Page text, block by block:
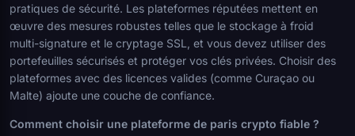
pratiques de sécurité. Les plateformes réputées mettent en
œuvre des mesures robustes telles que le stockage à froid
multi-signature et le cryptage SSL, et vous devez utiliser des
portefeuilles sécurisés et protéger vos clés privées. Choisir des
plateformes avec des licences valides (comme Curaçao ou
Malte) ajoute une couche de confiance.
Comment choisir une plateforme de paris crypto fiable ?